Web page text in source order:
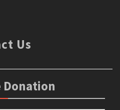
Us
Donation